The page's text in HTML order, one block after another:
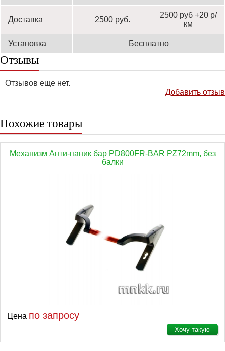
Доставка 2500 руб.
2500 руб +20 р/
км
Установка Бесплатно
Отзывы
Отзывов еще нет.
Добавить отзыв
Похожие товары
Механизм Анти-паник бар PD800FR-BAR PZ72mm, без
балки
Цена по запросу
Хочу такую